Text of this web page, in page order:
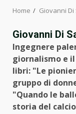
Home Giovanni Di
Giovanni Di
Ingegnere
giornalismo e
libri: "Le
gruppo di
"Quando le
storia del